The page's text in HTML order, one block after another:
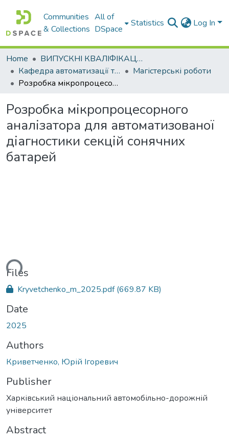
Communities
& Collections
All of
DSpace
Statistics Log In
Home
ВИПУСКНІ КВАЛІФІКАЦІЙНІ РОБОТИ
Кафедра автоматизації та комп’ютерно-інтегрованих технологій
Магістерські роботи
Розробка мікропроцесорного аналізатора для автоматизованої діагностики секцій сонячних батарей
Розробка мікропроцесорного
аналізатора для автоматизованої
діагностики секцій сонячних
батарей
Files
Kryvetchenko_m_2025.pdf(669.87 KB)
Date
2025
Authors
Криветченко, Юрій Ігоревич
Publisher
Харківський національний автомобільно-дорожній
університет
Abstract